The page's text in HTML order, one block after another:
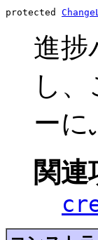
protected
進捗
し
ーに
関連